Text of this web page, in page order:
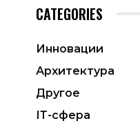
CATEGORIES
Инновации
Архитектура
Другое
ІТ-сфера